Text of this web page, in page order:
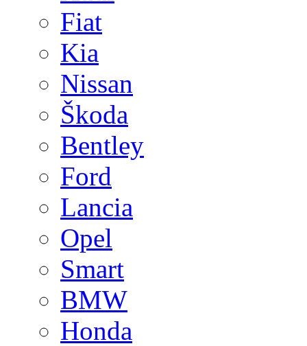
Fiat
Kia
Nissan
Škoda
Bentley
Ford
Lancia
Opel
Smart
BMW
Honda